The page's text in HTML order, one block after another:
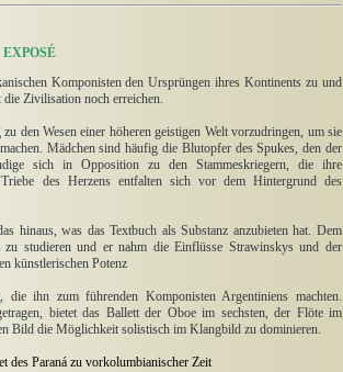
EXPOSÉ
Komponisten den Ursprüngen ihres Kontinents zu und
Zivilisation noch erreichen.
den Wesen einer höheren geistigen Welt vorzudringen, um sie
Mädchen sind häufig die Blutopfer des Spukes, den der
sich in Opposition zu den Stammeskriegern, die ihre
des Herzens entfalten sich vor dem Hintergrund des
hinaus, was das Textbuch als Substanz anzubieten hat. Dem
studieren und er nahm die Einflüsse Strawinskys und der
künstlerischen Potenz
ihn zum führenden Komponisten Argentiniens machten.
bietet das Ballett der Oboe im sechsten, der Flöte im
Bild die Möglichkeit solistisch im Klangbild zu dominieren.
des Paraná zu vorkolumbianischer Zeit